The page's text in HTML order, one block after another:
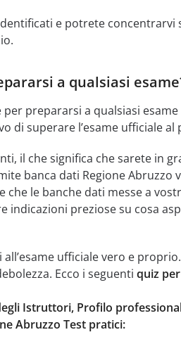
e potrete concentrarvi
a qualsiasi
prepararsi a qualsiasi esame
di superare l’esame ufficiale
il che significa che sarete in
banca dati Regione Abruzzo
le banche dati messe a
preziose su cosa
ufficiale vero e
Ecco i seguenti quiz
Istruttori, Profilo
Abruzzo Test pratici: